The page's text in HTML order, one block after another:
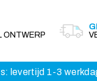
ONTWERP
levertijd 1-3